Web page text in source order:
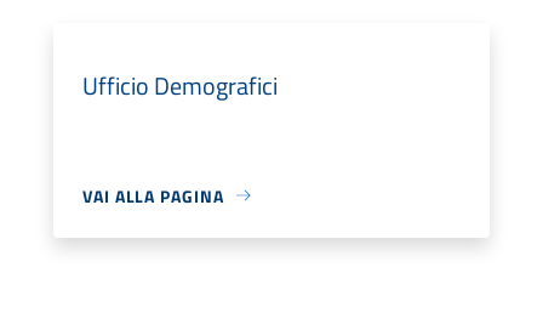
Ufficio Demografici
VAI ALLA PAGINA